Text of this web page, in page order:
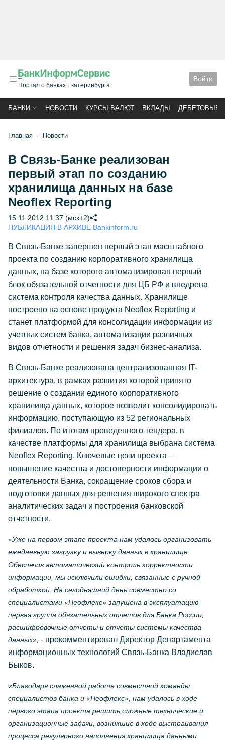
Портал о банках Екатеринбурга
Войти
БАНКИ НОВОСТИ КУРСЫ ВАЛЮТ ВКЛАДЫ ДЕБЕТОВЫЕ
Главная Новости
В Связь-Банке реализован
первый этап по созданию
хранилища данных на базе
Neoflex Reporting
15.11.2012 11:37 (мск+2)
ПУБЛИКАЦИЯ В АРХИВЕ Bankinform.ru
В Связь-Банке завершен первый этап масштабного
проекта по созданию корпоративного хранилища
данных, на базе которого автоматизирован первый
блок обязательной отчетности для ЦБ РФ и внедрена
система контроля качества данных. Хранилище
построено на основе продукта Neoflex Reporting и
станет платформой для консолидации информации из
учетных систем банка, автоматизации различных
видов отчетности и решения задач бизнес-анализа.
В Связь-Банке реализована централизованная IT-
архитектура, в рамках развития которой принято
решение о создании единого корпоративного
хранилища данных, которое позволит консолидировать
информацию, поступающую из 52 региональных
филиалов. По итогам проведенного тендера, в
качестве платформы для хранилища выбрана система
Neoflex Reporting. Ключевые цели проекта –
повышение качества и достоверности информации о
деятельности Банка, сокращение сроков сбора и
подготовки данных для решения широкого спектра
аналитических задач и построения банковской
отчетности.
«Уже на первом этапе проекта нам удалось организовать
ежедневную загрузку и выверку данных в хранилище.
Обеспечив автоматический контроль корректности
информации, мы исключили ошибки, связанные с ручной
обработкой. На сегодняшний день совместно со
специалистами «Неофлекс» запущена в эксплуатацию
первая группа обязательных отчетов для Банка России,
расшифровочные отчеты и отчеты системы качества
данных», - прокомментировал Директор Департамента
информационных технологий Связь-Банка Владислав
Быков.
«Благодаря слаженной работе совместной команды
специалистов банка и «Неофлекс», нам удалось в ходе
первого этапа проекта решить сложные технические и
организационные задачи, возникшие в ходе выстраивания
процесса регулярного наполнения хранилища данными